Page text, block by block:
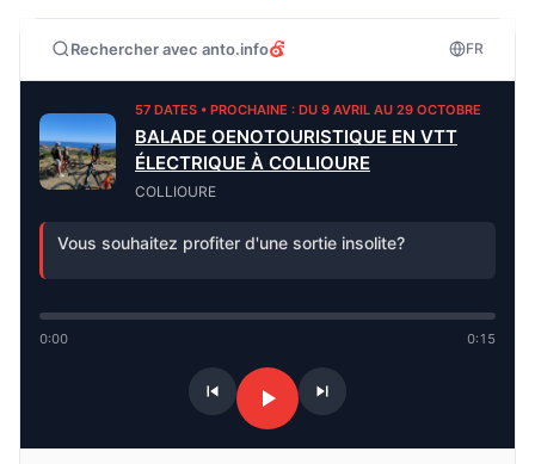
Rechercher avec anto.info FR
57 DATES • PROCHAINE : DU 9 AVRIL AU 29 OCTOBRE
BALADE OENOTOURISTIQUE EN VTT
ÉLECTRIQUE À COLLIOURE
COLLIOURE
Vous souhaitez profiter d'une sortie insolite?
0:00 0:15